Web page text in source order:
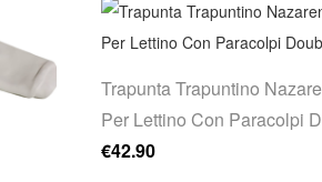
Trapunta Trapuntino
Per Lettino Con Paracolpi
€42.90